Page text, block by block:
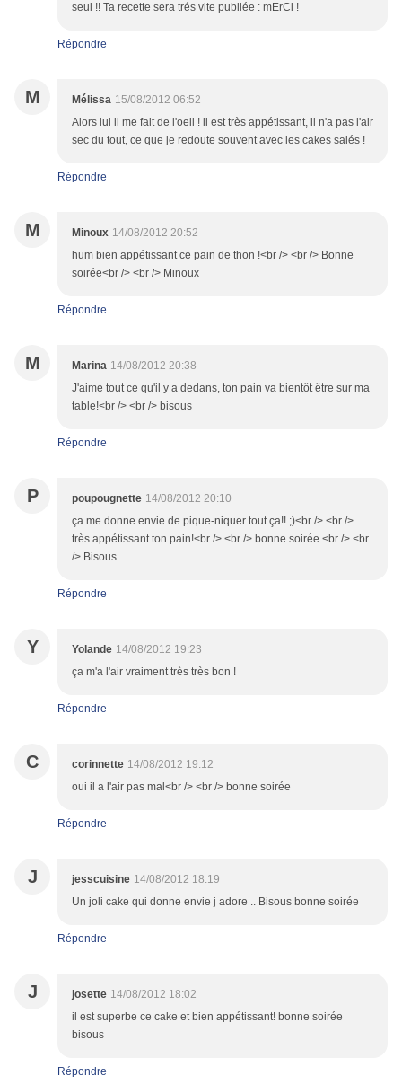
seul !! Ta recette sera trés vite publiée : mErCi !
Répondre
M Mélissa 15/08/2012 06:52
Alors lui il me fait de l'oeil ! il est très appétissant, il n'a pas l'air
sec du tout, ce que je redoute souvent avec les cakes salés !
Répondre
M Minoux 14/08/2012 20:52
hum bien appétissant ce pain de thon !<br /> <br /> Bonne
soirée<br /> <br /> Minoux
Répondre
M Marina 14/08/2012 20:38
J'aime tout ce qu'il y a dedans, ton pain va bientôt être sur ma
table!<br /> <br /> bisous
Répondre
P poupougnette 14/08/2012 20:10
ça me donne envie de pique-niquer tout ça!! ;)<br /> <br />
très appétissant ton pain!<br /> <br /> bonne soirée.<br /> <br
/> Bisous
Répondre
Y Yolande 14/08/2012 19:23
ça m'a l'air vraiment très très bon !
Répondre
C corinnette 14/08/2012 19:12
oui il a l'air pas mal<br /> <br /> bonne soirée
Répondre
J jesscuisine 14/08/2012 18:19
Un joli cake qui donne envie j adore .. Bisous bonne soirée
Répondre
J josette 14/08/2012 18:02
il est superbe ce cake et bien appétissant! bonne soirée
bisous
Répondre